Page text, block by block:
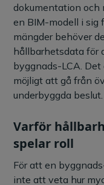
dokumentation och
en BIM-modell i sig
mängder behöver
hållbarhetsdata för
byggnads-LCA.
möjligt att gå från
underbyggda beslut.
Varför
spelar roll
För att en
inte att veta hur